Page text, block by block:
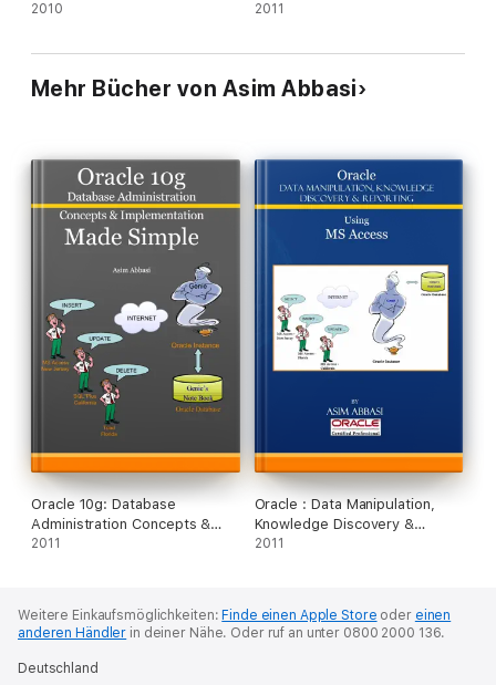
2010
Dummies
2011
Mehr Bücher von Asim Abbasi
Oracle 10g: Database
Administration Concepts &
Implementation Made Simple
2011
Oracle : Data Manipulation,
Knowledge Discovery &
Reporting Using Ms Access
2011
Weitere Einkaufsmöglichkeiten: Finde einen Apple Store oder einen
anderen Händler in deiner Nähe. Oder ruf an unter 0800 2000 136.
Deutschland